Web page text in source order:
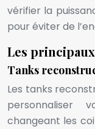
vérifier la
pour éviter de
Les
Tanks
Les tanks
personnaliser
changeant les